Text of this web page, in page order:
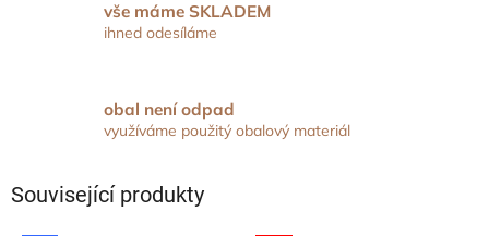
vše máme SKLADEM
ihned odesíláme
obal není odpad
využíváme použitý obalový materiál
Související produkty